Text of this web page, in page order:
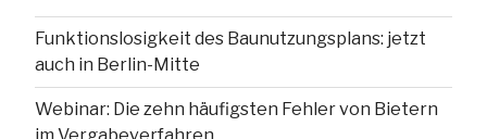
Funktionslosigkeit des Baunutzungsplans: jetzt
auch in Berlin-Mitte
Webinar: Die zehn häufigsten Fehler von Bietern
im Vergabeverfahren